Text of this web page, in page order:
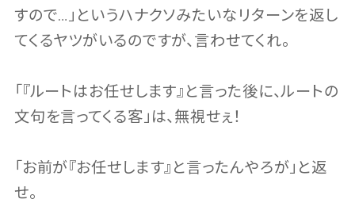
すので…」というハナクソみたいなリターンを返し
てくるヤツがいるのですが、言わせてくれ。
「『ルートはお任せします』と言った後に、ルートの
文句を言ってくる客」は、無視せぇ！
「お前が『お任せします』と言ったんやろが」と返
せ。